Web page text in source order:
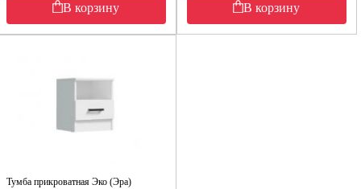
В корзину
В корзину
Тумба прикроватная Эко (Эра)